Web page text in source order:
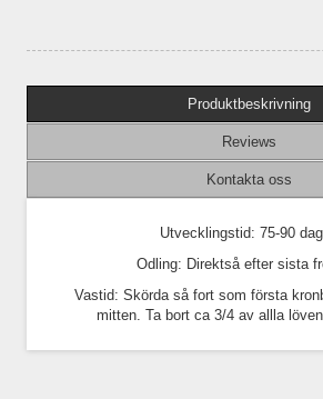
Produktbeskrivning
Reviews
Kontakta oss
Utvecklingstid: 75-90
Odling: Direktså efter sista
Vastid: Skörda så fort som första
mitten. Ta bort ca 3/4 av allla